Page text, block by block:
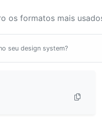
os formatos mais
seu design system?